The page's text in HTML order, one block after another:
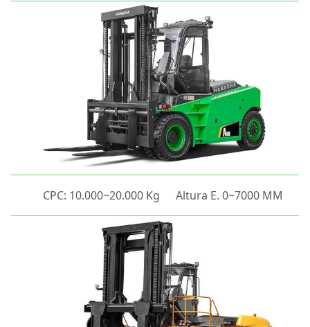
CPC: 10.000~20.000 Kg Altura E. 0~7000 MM